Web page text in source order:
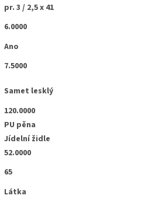
pr. 3 / 2,5 x 41
6.0000
Ano
7.5000
Samet lesklý
120.0000
PU pěna
Jídelní židle
52.0000
65
Látka